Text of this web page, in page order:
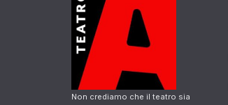
Non crediamo che il teatro sia